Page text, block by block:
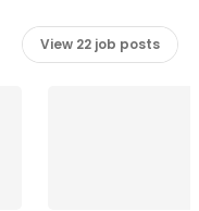
View 22 job posts